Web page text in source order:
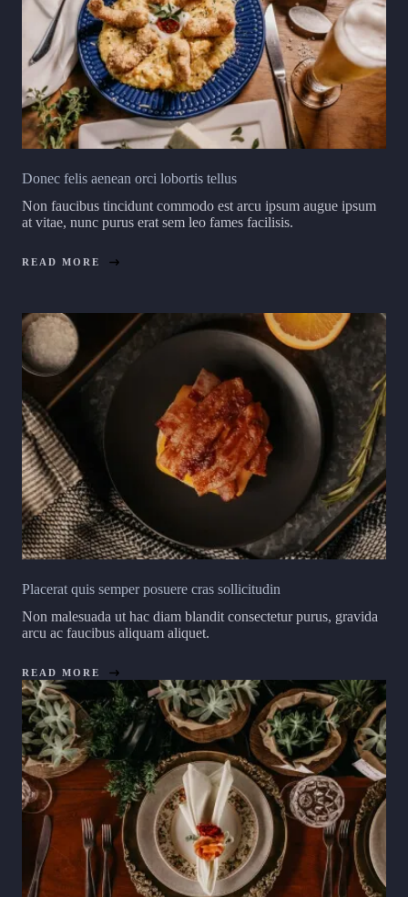
Donec felis aenean orci lobortis tellus
Non faucibus tincidunt commodo est arcu ipsum augue ipsum
at vitae, nunc purus erat sem leo fames facilisis.
READ MORE
Placerat quis semper posuere cras sollicitudin
Non malesuada ut hac diam blandit consectetur purus, gravida
arcu ac faucibus aliquam aliquet.
READ MORE